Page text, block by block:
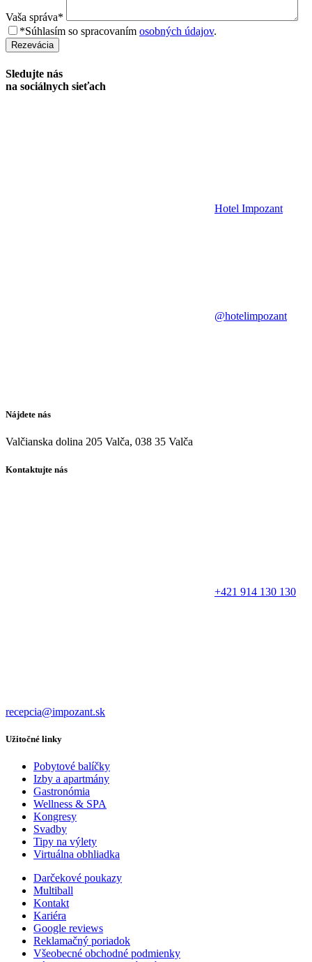
Vaša správa*
*Súhlasím so spracovaním osobných údajov.
Rezevácia
Sledujte nás
na sociálnych sieťach
Hotel Impozant
@hotelimpozant
Nájdete nás
Valčianska dolina 205 Valča, 038 35 Valča
Kontaktujte nás
+421 914 130 130
recepcia@impozant.sk
Užitočné linky
Pobytové balíčky
Izby a apartmány
Gastronómia
Wellness & SPA
Kongresy
Svadby
Tipy na výlety
Virtuálna obhliadka
Darčekové poukazy
Multiball
Kontakt
Kariéra
Google reviews
Reklamačný poriadok
Všeobecné obchodné podmienky